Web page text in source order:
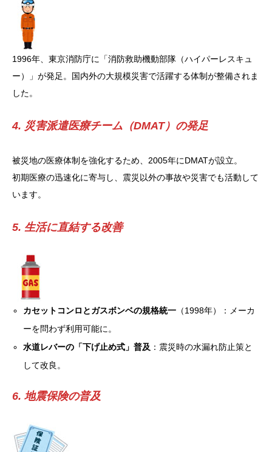
1996年、東京消防庁に「消防救助機動部隊（ハイパーレスキュ
ー）」が発足。国内外の大規模災害で活躍する体制が整備されま
した。
4. 災害派遣医療チーム（DMAT）の発足
被災地の医療体制を強化するため、2005年にDMATが設立。
初期医療の迅速化に寄与し、震災以外の事故や災害でも活動して
います。
5. 生活に直結する改善
カセットコンロとガスボンベの規格統一 （1998年）：メーカ
ーを問わず利用可能に。
水道レバーの「下げ止め式」普及 ：震災時の水漏れ防止策と
して改良。
6. 地震保険の普及